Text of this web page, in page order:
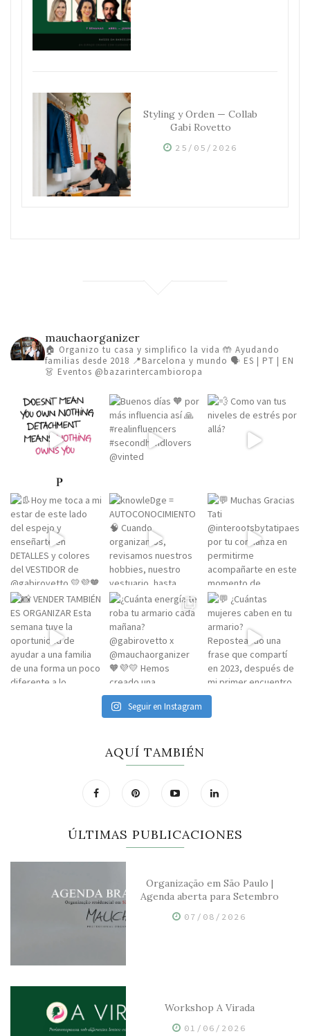
Styling y Orden — Collab
Gabi Rovetto
25/05/2026
mauchaorganizer
🏠 Organizo tu casa y simplifico la vida 🤲 Ayudando
familias desde 2018 📍Barcelona y mundo 🗣️ ES | PT | EN
👗 Eventos @bazarintercambioropa
Seguir en Instagram
AQUÍ TAMBIÉN
ÚLTIMAS PUBLICACIONES
Organização em São Paulo |
Agenda aberta para Setembro
07/08/2026
Workshop A Virada
01/06/2026